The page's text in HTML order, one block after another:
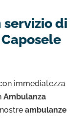
servizio di
immediatezza
Ambulanza
ambulanze